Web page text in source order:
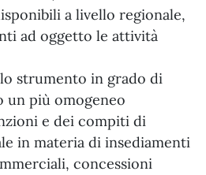
a livello regionale,
ad oggetto le attività
strumento in grado di
un più omogeneo
e dei compiti di
in materia di insediamenti
concessioni